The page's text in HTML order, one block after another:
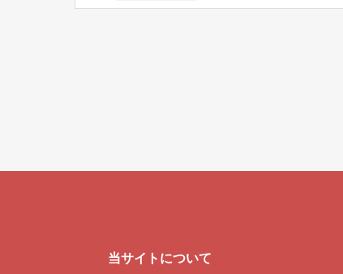
当サイトについて